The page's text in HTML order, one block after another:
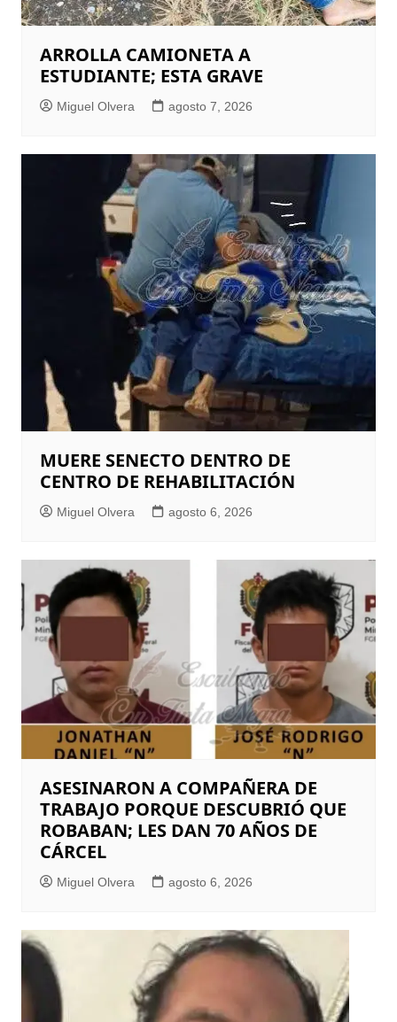
ARROLLA CAMIONETA A
ESTUDIANTE; ESTA GRAVE
Miguel Olvera agosto 7, 2026
MUERE SENECTO DENTRO DE
CENTRO DE REHABILITACIÓN
Miguel Olvera agosto 6, 2026
ASESINARON A COMPAÑERA DE
TRABAJO PORQUE DESCUBRIÓ QUE
ROBABAN; LES DAN 70 AÑOS DE
CÁRCEL
Miguel Olvera agosto 6, 2026